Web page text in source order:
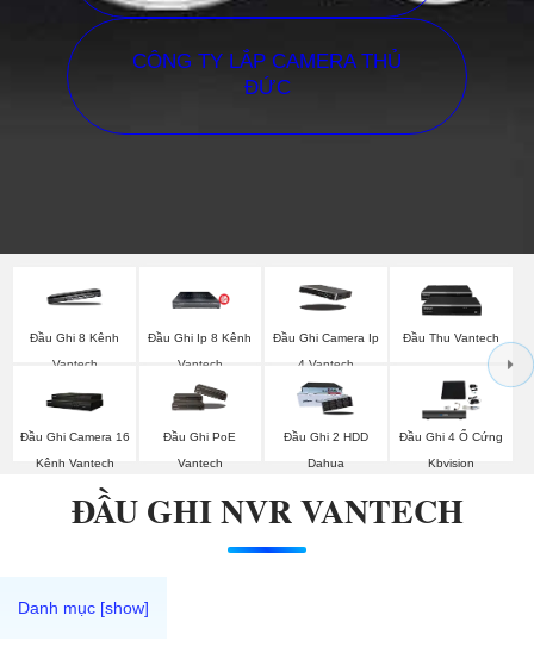
CÔNG TY LẮP CAMERA THỦ
ĐỨC
Đầu Ghi 8 Kênh
Vantech
Đầu Ghi Ip 8 Kênh
Vantech
Đầu Ghi Camera Ip
4 Vantech
Đầu Thu Vantech
Đầu Ghi Camera 16
Kênh Vantech
Đầu Ghi PoE
Vantech
Đầu Ghi 2 HDD
Dahua
Đầu Ghi 4 Ổ Cứng
Kbvision
ĐẦU GHI NVR VANTECH